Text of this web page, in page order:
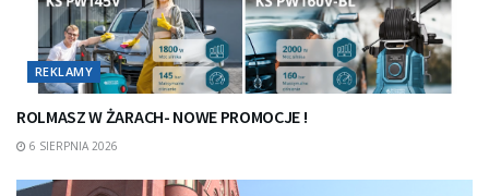
REKLAMY
ROLMASZ W ŻARACH- NOWE PROMOCJE !
6 SIERPNIA 2026